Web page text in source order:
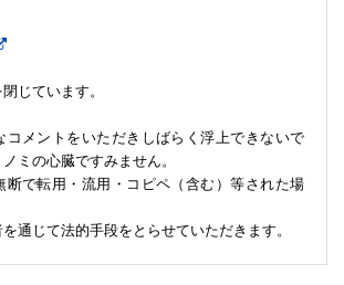
じています。
コメントをいただきしばらく浮上できないで
ミの心臓ですみません。
で転用・流用・コピペ（含む）等された場
通じて法的手段をとらせていただきます。